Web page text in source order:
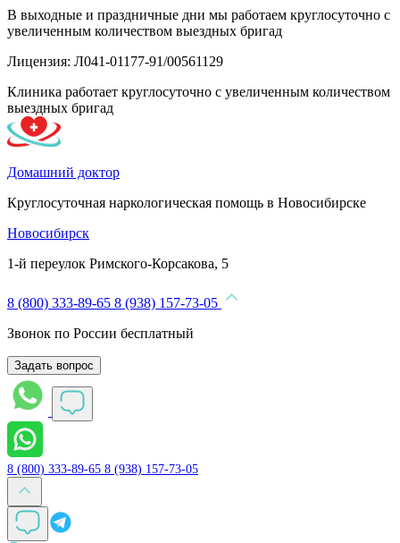
В выходные и праздничные дни мы работаем круглосуточно с
увеличенным количеством выездных бригад
Лицензия: Л041-01177-91/00561129
Клиника работает круглосуточно с увеличенным количеством
выездных бригад
Домашний доктор
Круглосуточная наркологическая помощь в Новосибирске
Новосибирск
1-й переулок Римского-Корсакова, 5
8 (800) 333-89-65 8 (938) 157-73-05
Звонок по России бесплатный
Задать вопрос
8 (800) 333-89-65 8 (938) 157-73-05